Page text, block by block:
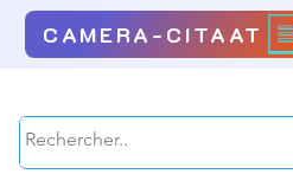
CAMERA-CITAAT